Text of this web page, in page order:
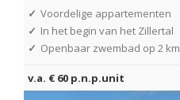
✓ Voordelige appartementen
✓ In het begin van het Zillertal
✓ Openbaar zwembad op 2 km
v.a. € 60 p.n.p.unit